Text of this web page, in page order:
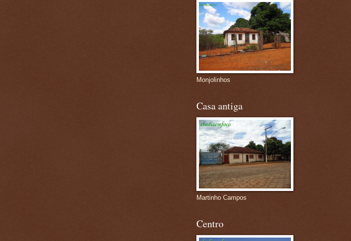
Monjolinhos
Casa antiga
Martinho Campos
Centro